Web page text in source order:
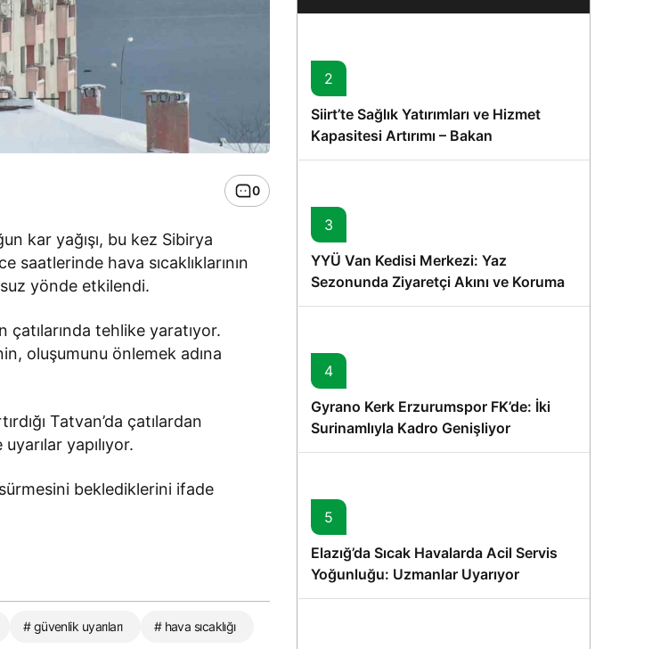
0
kar yağışı, bu kez Sibirya
saatlerinde hava sıcaklıklarının
yönde etkilendi.
tehlike yaratıyor.
oluşumunu önlemek adına
Tatvan’da çatılardan
yapılıyor.
beklediklerini ifade
# güvenlik uyarıları # hava sıcaklığı
Karede
2
Siirt’te Sağlık Yatırımları ve Hizmet
Kapasitesi Artırımı – Bakan
Memişoğlu’nun Ziyareti
3
YYÜ Van Kedisi Merkezi: Yaz
Sezonunda Ziyaretçi Akını ve Koruma
Vurgusu
4
Gyrano Kerk Erzurumspor FK’de: İki
Surinamlıyla Kadro Genişliyor
5
Elazığ’da Sıcak Havalarda Acil Servis
Yoğunluğu: Uzmanlar Uyarıyor